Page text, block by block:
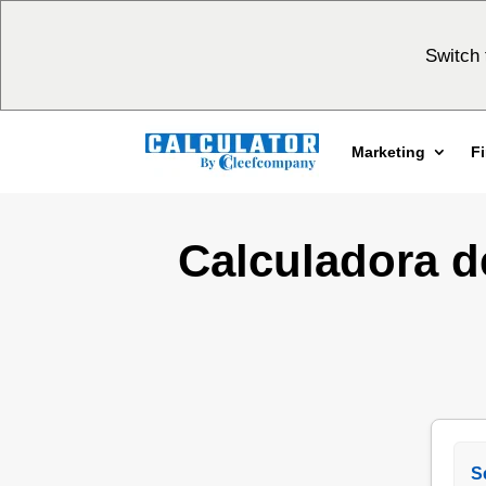
Switch
Marketing
Calculadora